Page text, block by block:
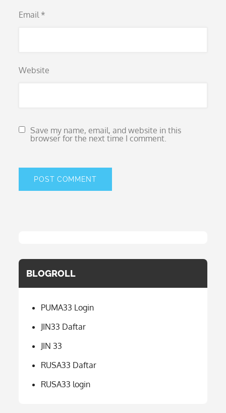
Email *
Website
Save my name, email, and website in this
browser for the next time I comment.
BLOGROLL
PUMA33 Login
JIN33 Daftar
JIN 33
RUSA33 Daftar
RUSA33 login